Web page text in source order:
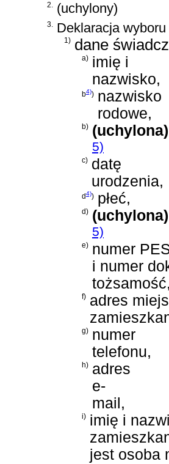
2. (uchylony)
3. Deklaracja
1) dane
a) imię i
nazwisko,
b4)) nazwisko
rodowe,
b) (uchylona)
5)
c) datę
urodzenia,
d4)) płeć,
d) (uchylona)
5)
e) numer
i numer
tożsamość,
f) adres
g) numer
telefonu,
h) adres
e-
mail,
i) imię i
jest osoba